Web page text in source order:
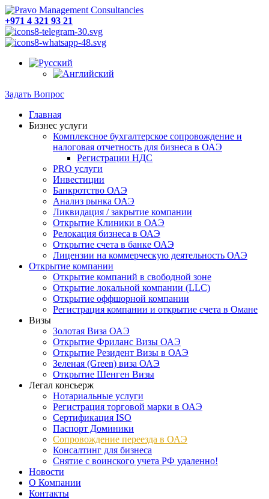
+971 4 321 93 21
Задать Вопрос
Главная
Бизнес услуги
Комплексное бухгалтерское сопровождение и
налоговая отчетность для бизнеса в ОАЭ
Регистрации НДС
PRO услуги
Инвестиции
Банкротство ОАЭ
Анализ рынка ОАЭ
Ликвидация / закрытие компании
Открытие Клиники в ОАЭ
Релокация бизнеса в ОАЭ
Открытие счета в банке ОАЭ
Лицензии на коммерческую деятельность ОАЭ
Открытие компании
Открытие компаний в свободной зоне
Открытие локальной компании (LLC)
Открытие оффшорной компании
Регистрация компании и открытие счета в Омане
Визы
Золотая Виза ОАЭ
Открытие Фриланс Визы ОАЭ
Открытие Резидент Визы в ОАЭ
Зеленая (Green) виза ОАЭ
Открытие Шенген Визы
Легал консьерж
Нотариальные услуги
Регистрация торговой марки в ОАЭ
Сертификация ISO
Паспорт Доминики
Сопровождение переезда в ОАЭ
Консалтинг для бизнеса
Снятие с воинского учета РФ удаленно!
Новости
О Компании
Контакты